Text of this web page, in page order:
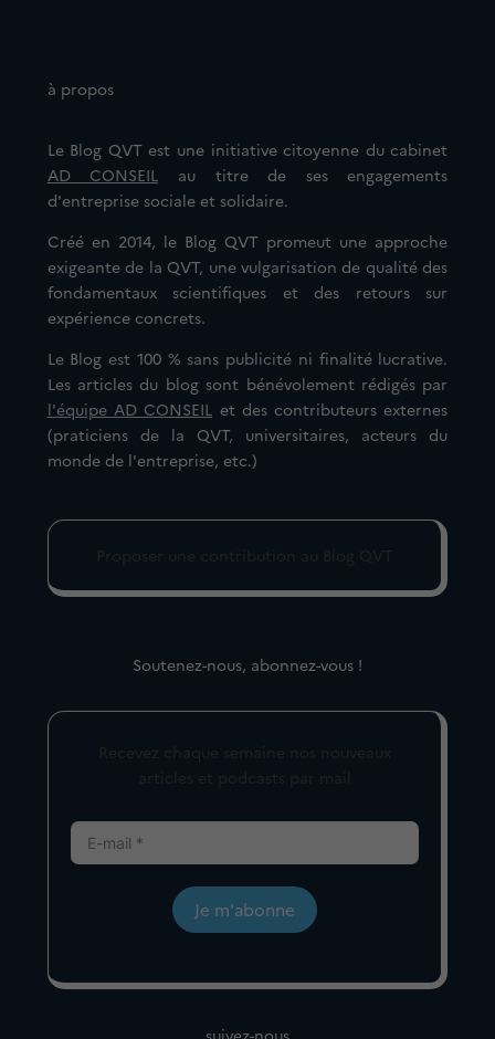
à propos
Le Blog QVT est une initiative citoyenne du cabinet
AD CONSEIL
au titre de ses engagements
d'entreprise sociale et solidaire.
Créé en 2014, le Blog QVT promeut une approche
exigeante de la QVT, une vulgarisation de qualité des
fondamentaux scientifiques et des retours sur
expérience concrets.
Le Blog est 100 % sans publicité ni finalité lucrative.
Les articles du blog sont bénévolement rédigés par
l'équipe AD CONSEIL et des contributeurs externes
(praticiens de la QVT, universitaires, acteurs du
monde de l'entreprise, etc.)
Proposer une contribution au Blog QVT
Soutenez-nous, abonnez-vous !
Recevez chaque semaine nos nouveaux
articles et podcasts par mail
Je m'abonne
suivez-nous